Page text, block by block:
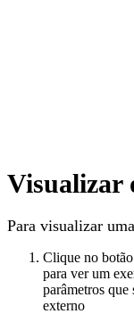
Visualizar
Para visualizar
Clique no
para ver um
parâmetros que
externo